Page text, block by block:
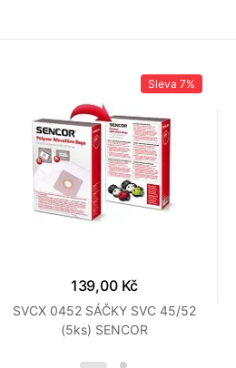
Sleva 7%
139,00 Kč
SVCX 0452 SÁČKY SVC 45/52
(5ks) SENCOR